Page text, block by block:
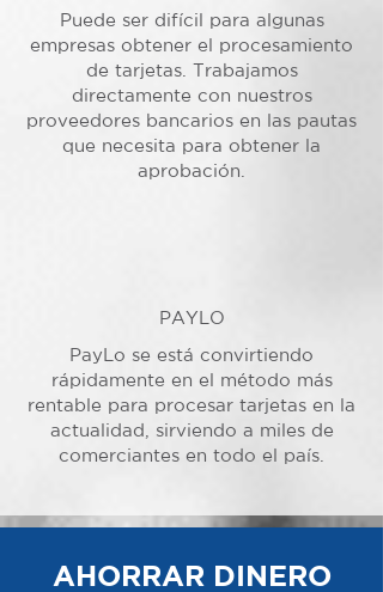
Puede ser difícil para algunas
empresas obtener el procesamiento
de tarjetas. Trabajamos
directamente con nuestros
proveedores bancarios en las pautas
que necesita para obtener la
aprobación.
PAYLO
PayLo se está convirtiendo
rápidamente en el método más
rentable para procesar tarjetas en la
actualidad, sirviendo a miles de
comerciantes en todo el país.
AHORRAR DINERO